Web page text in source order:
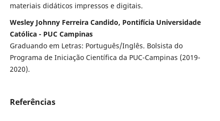
materiais didáticos impressos e digitais.
Wesley Johnny Ferreira Candido, Pontifícia Universidade
Católica - PUC Campinas
Graduando em Letras: Português/Inglês. Bolsista do
Programa de Iniciação Científica da PUC-Campinas (2019-
2020).
Referências